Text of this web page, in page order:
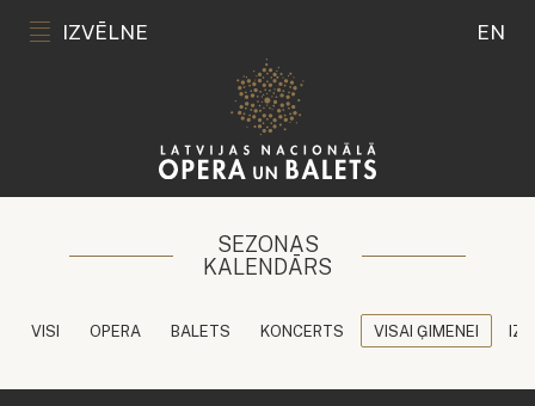
IZVĒLNE EN
SEZONAS
KALENDĀRS
VISI OPERA BALETS KONCERTS VISAI ĢIMENEI